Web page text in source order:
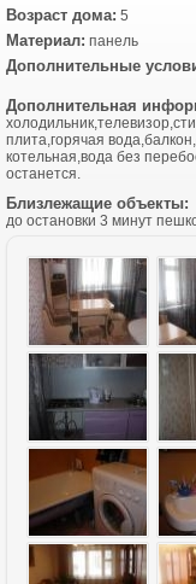
Возраст дома: 5
Материал: панель
Дополнительные
Дополнительная
плита,горячая
котельная,вода без
останется.
Близлежащие объекты:
до остановки 3 минут